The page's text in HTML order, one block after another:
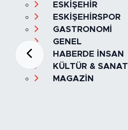
ESKİŞEHİR
ESKİŞEHİRSPOR
GASTRONOMİ
GENEL
HABERDE İNSAN
KÜLTÜR & SANAT
MAGAZİN